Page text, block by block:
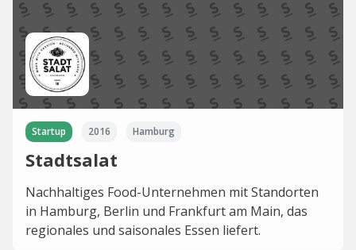
Startup 2016 Hamburg
Stadtsalat
Nachhaltiges Food-Unternehmen mit Standorten
in Hamburg, Berlin und Frankfurt am Main, das
regionales und saisonales Essen liefert.